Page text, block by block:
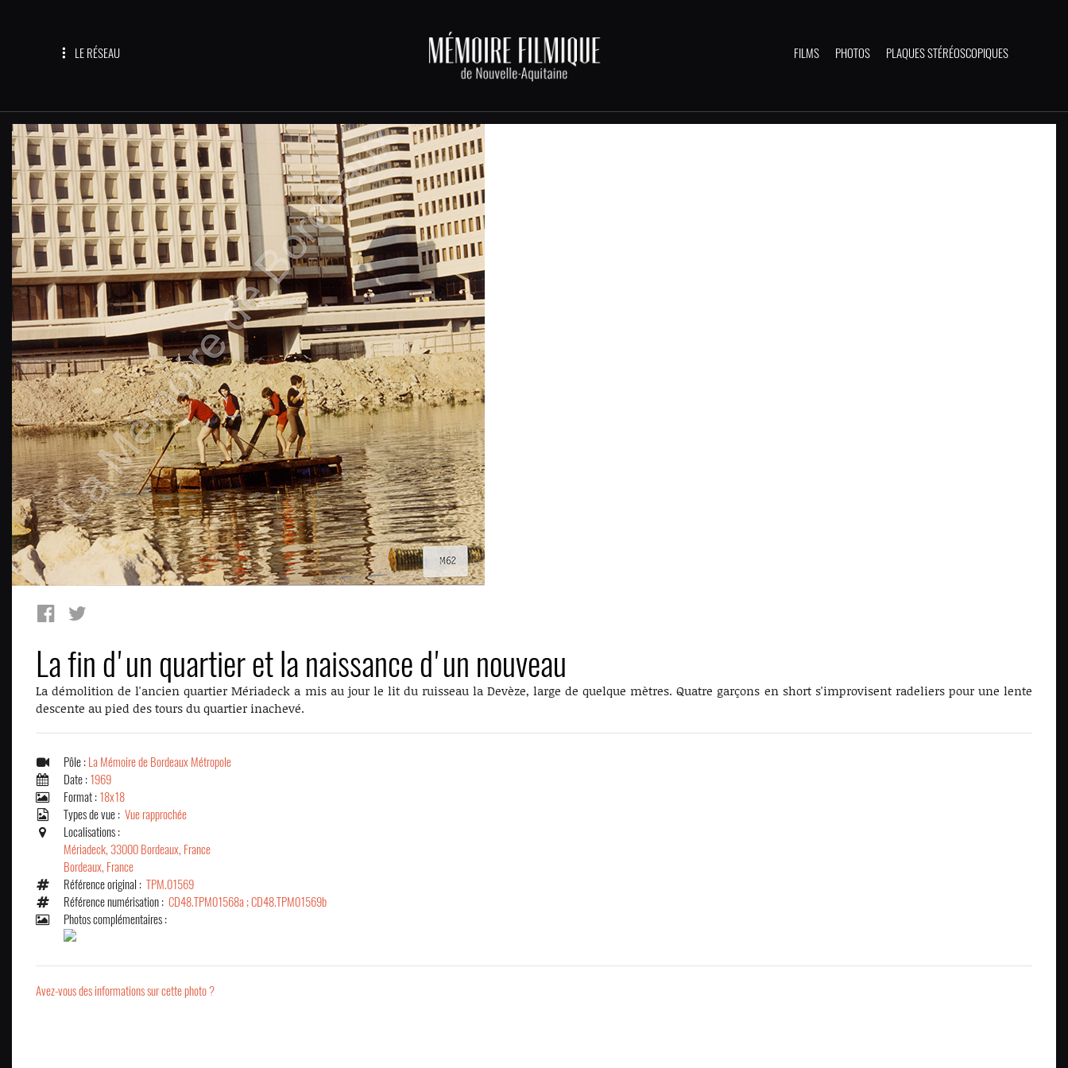
LE RÉSEAU FILMS PHOTOS PLAQUES STÉRÉOSCOPIQUES
La fin d'un quartier et la naissance d'un nouveau
La démolition de l'ancien quartier Mériadeck a mis au jour le lit du ruisseau la Devèze, large de quelque mètres. Quatre garçons en short s'improvisent radeliers pour une lente
descente au pied des tours du quartier inachevé.
Pôle : La Mémoire de Bordeaux Métropole
Date : 1969
Format : 18x18
Types de vue : Vue rapprochée
Localisations :
Mériadeck, 33000 Bordeaux, France
Bordeaux, France
Référence original : TPM.01569
Référence numérisation : CD48.TPM01568a ; CD48.TPM01569b
Photos complémentaires :
Avez-vous des informations sur cette photo ?